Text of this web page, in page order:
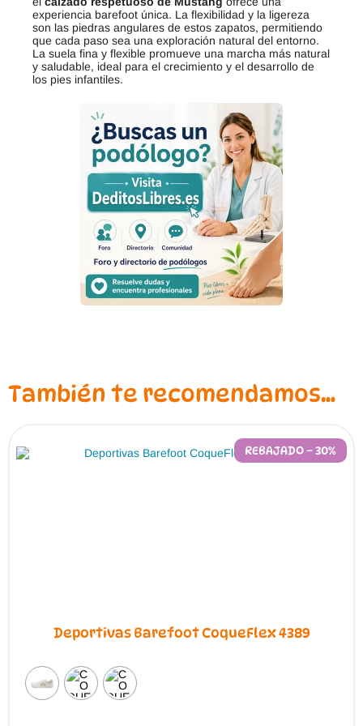
experiencia barefoot única. La flexibilidad y la ligereza
son las piedras angulares de estos zapatos, permitiendo
que cada paso sea una exploración natural del entorno.
La suela fina y flexible promueve una marcha más natural
y saludable, ideal para el crecimiento y el desarrollo de
los pies infantiles.
También te recomendamos…
REBAJADO – 30%
Deportivas Barefoot CoqueFlex 4389